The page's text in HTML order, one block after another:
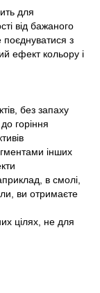
для
від бажаного
з
ефект кольору і
без запаху
горіння
інших
в смолі,
ви отримаєте
цілях, не для